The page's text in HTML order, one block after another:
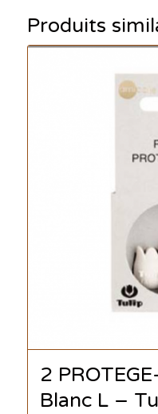
Produits
2
Blanc L –